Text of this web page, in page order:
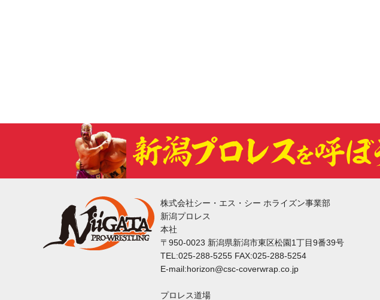
株式会社シー・エス・シー ホライズン事業部
新潟プロレス
本社
〒950-0023 新潟県新潟市東区松園1丁目9番39号
TEL:025-288-5255 FAX:025-288-5254
E-mail:horizon@csc-coverwrap.co.jp
プロレス道場